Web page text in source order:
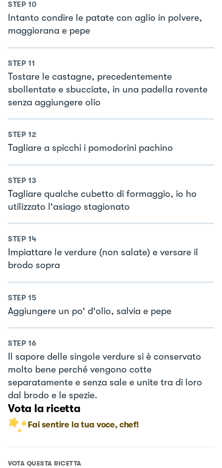
STEP 10
Intanto condire le patate con aglio in polvere,
maggiorana e pepe
STEP 11
Tostare le castagne, precedentemente
sbollentate e sbucciate, in una padella rovente
senza aggiungere olio
STEP 12
Tagliare a spicchi i pomodorini pachino
STEP 13
Tagliare qualche cubetto di formaggio, io ho
utilizzato l'asiago stagionato
STEP 14
Impiattare le verdure (non salate) e versare il
brodo sopra
STEP 15
Aggiungere un po' d'olio, salvia e pepe
STEP 16
Il sapore delle singole verdure si è conservato
molto bene perché vengono cotte
separatamente e senza sale e unite tra di loro
dal brodo e le spezie.
Vota la ricetta
Fai sentire la tua voce, chef!
VOTA QUESTA RICETTA